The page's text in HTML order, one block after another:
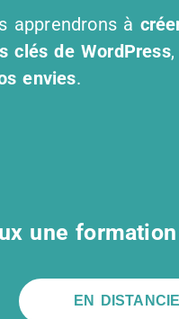
apprendrons à
clés de WordPress
envies.
une formation
EN